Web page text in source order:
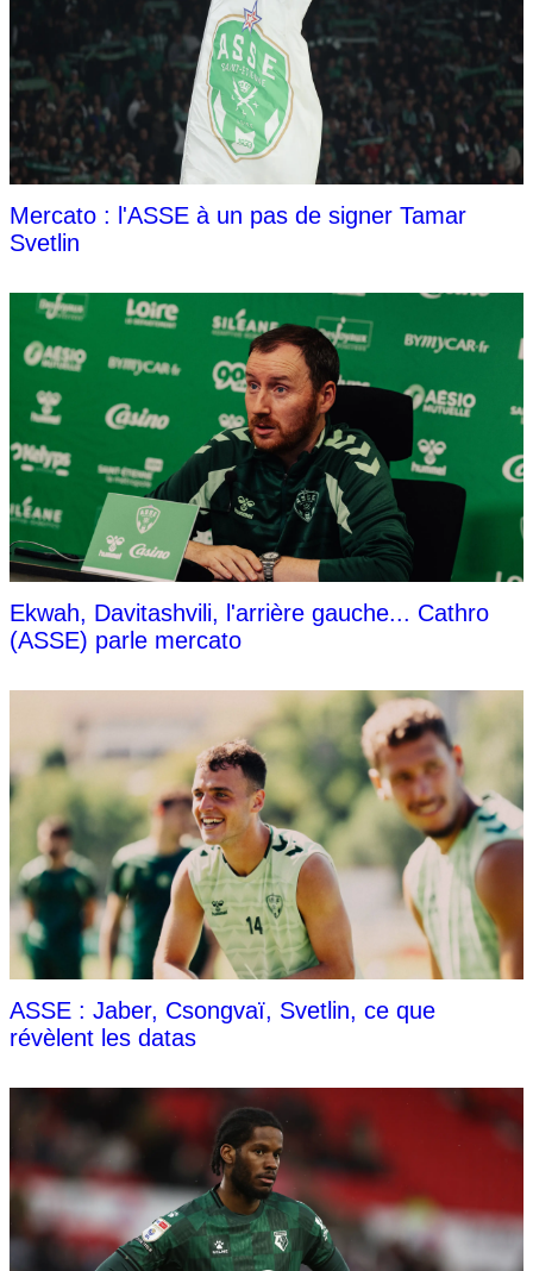
Mercato : l'ASSE à un pas de signer Tamar
Svetlin
Ekwah, Davitashvili, l'arrière gauche... Cathro
(ASSE) parle mercato
ASSE : Jaber, Csongvaï, Svetlin, ce que
révèlent les datas